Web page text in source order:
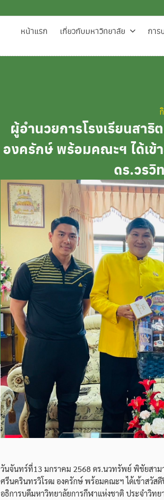
หน้าแรก เกี่ยวกับมหาวิทยาลัย การ
ผู้อำนวยการโรงเรียนสา
องครักษ์ พร้อมคณะฯ ได้เข้
ดร.วรวิ
วันจันทร์ที่13 มกราคม 2568 ดร.นวทรัพย์ พิชัยสาม
ศรีนครินทรวิโรฒ องครักษ์ พร้อมคณะฯ ได้เข้าสวัสดี
อธิการบดีมหาวิทยาลัยการกีฬาแห่งชาติ ประจำวิท